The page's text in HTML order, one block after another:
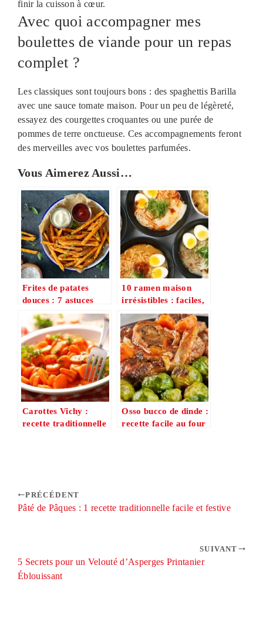
finir la cuisson à cœur.
Avec quoi accompagner mes
boulettes de viande pour un repas
complet ?
Les classiques sont toujours bons : des spaghettis Barilla
avec une sauce tomate maison. Pour un peu de légèreté,
essayez des courgettes croquantes ou une purée de
pommes de terre onctueuse. Ces accompagnements feront
des merveilles avec vos boulettes parfumées.
Vous Aimerez Aussi…
Frites de patates
douces : 7 astuces
irrésistibles pour des
frites croustillantes
au four
10 ramen maison
irrésistibles : faciles,
rapides et meilleurs
qu’au resto
Carottes Vichy :
recette traditionnelle
Osso bucco de dinde :
recette facile au four
PRÉCÉDENT
Pâté de Pâques : 1 recette traditionnelle facile et festive
SUIVANT
5 Secrets pour un Velouté d’Asperges Printanier
Éblouissant